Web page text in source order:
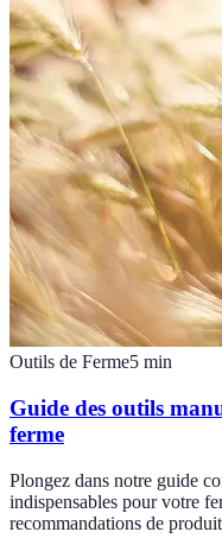
Outils de Ferme5 min
Guide des outils
ferme
Plongez dans notre guide
indispensables pour votre
recommandations de